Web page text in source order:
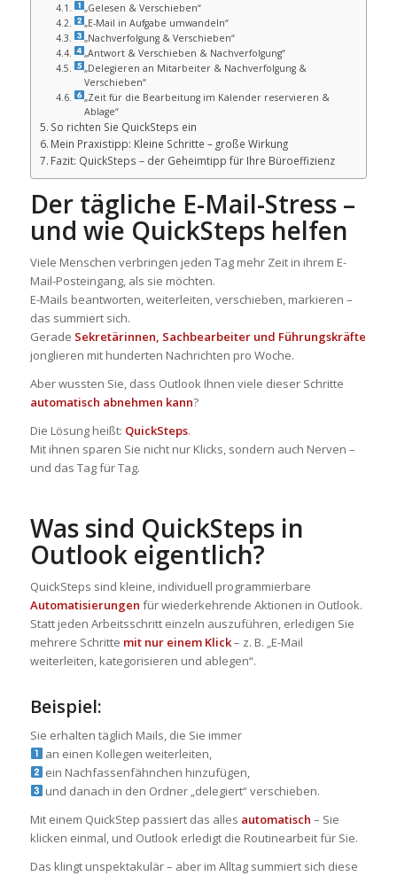
„Gelesen & Verschieben“
„E-Mail in Aufgabe umwandeln“
„Nachverfolgung & Verschieben“
„Antwort & Verschieben & Nachverfolgung“
„Delegieren an Mitarbeiter & Nachverfolgung &
Verschieben“
„Zeit für die Bearbeitung im Kalender reservieren &
Ablage“
So richten Sie QuickSteps ein
Mein Praxistipp: Kleine Schritte – große Wirkung
Fazit: QuickSteps – der Geheimtipp für Ihre Büroeffizienz
Der tägliche E-Mail-Stress –
und wie QuickSteps helfen
Viele Menschen verbringen jeden Tag mehr Zeit in ihrem E-
Mail-Posteingang, als sie möchten.
E-Mails beantworten, weiterleiten, verschieben, markieren –
das summiert sich.
Gerade Sekretärinnen, Sachbearbeiter und Führungskräfte
jonglieren mit hunderten Nachrichten pro Woche.
Aber wussten Sie, dass Outlook Ihnen viele dieser Schritte
automatisch abnehmen kann?
Die Lösung heißt: QuickSteps.
Mit ihnen sparen Sie nicht nur Klicks, sondern auch Nerven –
und das Tag für Tag.
Was sind QuickSteps in
Outlook eigentlich?
QuickSteps sind kleine, individuell programmierbare
Automatisierungen für wiederkehrende Aktionen in Outlook.
Statt jeden Arbeitsschritt einzeln auszuführen, erledigen Sie
mehrere Schritte mit nur einem Klick– z. B. „E-Mail
weiterleiten, kategorisieren und ablegen“.
Beispiel:
Sie erhalten täglich Mails, die Sie immer
an einen Kollegen weiterleiten,
ein Nachfassenfähnchen hinzufügen,
und danach in den Ordner „delegiert“ verschieben.
Mit einem QuickStep passiert das alles automatisch – Sie
klicken einmal, und Outlook erledigt die Routinearbeit für Sie.
Das klingt unspektakulär – aber im Alltag summiert sich diese